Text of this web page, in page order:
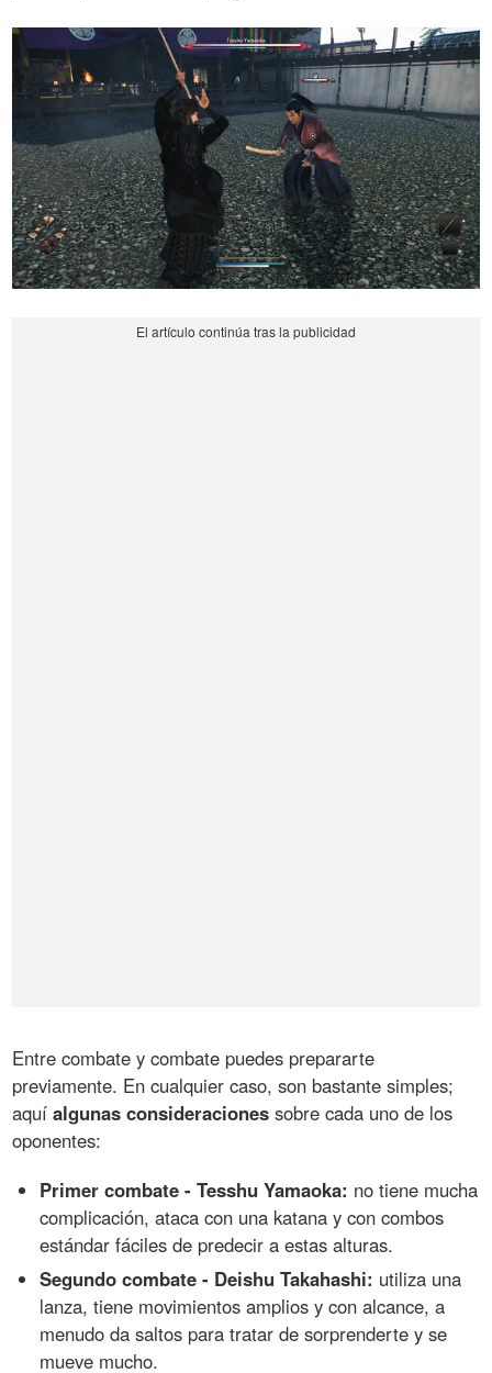
Entre combate y combate puedes prepararte
previamente. En cualquier caso, son bastante simples;
aquíalgunas consideraciones sobre cada uno de los
oponentes:
Primer combate - Tesshu Yamaoka: no tiene mucha
complicación, ataca con una katana y con combos
estándar fáciles de predecir a estas alturas.
Segundo combate - Deishu Takahashi: utiliza una
lanza, tiene movimientos amplios y con alcance, a
menudo da saltos para tratar de sorprenderte y se
mueve mucho.